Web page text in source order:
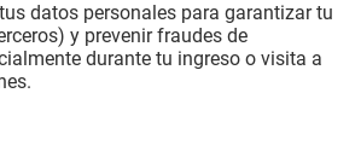
datos personales para garantizar tu
y prevenir fraudes de
durante tu ingreso o visita a